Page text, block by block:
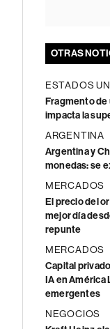
OTRAS
ESTADOS
Fragmento de
impacta la
ARGENTINA
Argentina y
monedas: se
MERCADOS
El precio del
mejor día
repunte
MERCADOS
Capital
IA en América
emergentes
NEGOCIOS